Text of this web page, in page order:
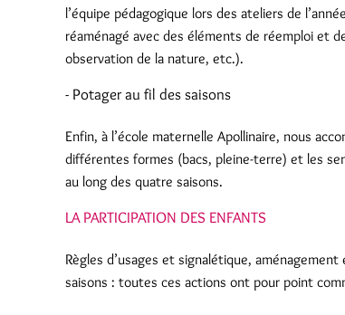
l’équipe pédagogique lors des ateliers de
réaménagé avec des éléments de réemploi et
observation de la nature, etc.).
- Potager au fil des saisons
Enfin, à l’école maternelle Apollinaire, nous
différentes formes (bacs, pleine-terre) et les
au long des quatre saisons.
LA PARTICIPATION DES ENFANTS
Règles d’usages et signalétique,
saisons : toutes ces actions ont pour point